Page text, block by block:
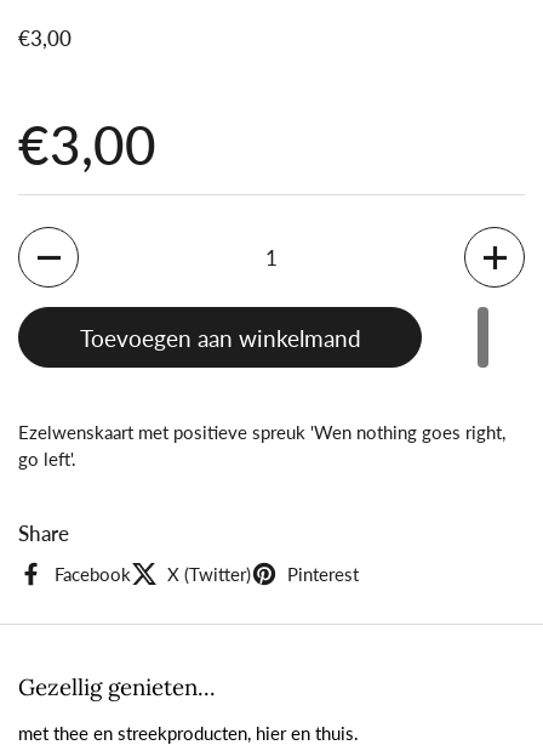
Prijs:
€3,00
Prijs:
€3,00
Aantal
Toevoegen aan winkelmand
Ezelwenskaart met positieve spreuk 'Wen nothing goes right,
go left'.
Share
Facebook X (Twitter) Pinterest
Gezellig genieten...
met thee en streekproducten, hier en thuis.